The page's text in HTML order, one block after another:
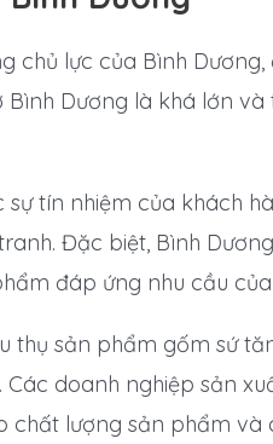
chủ lực của Bình
Dương là khá lớn
tín nhiệm của khách
Đặc biệt, Bình
đáp ứng nhu cầu
thụ sản phẩm gốm sứ
doanh nghiệp sản
lượng sản phẩm và